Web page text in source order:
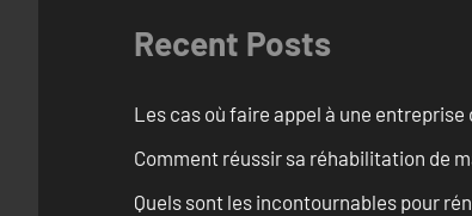
Recent Posts
Les cas où faire appel à une
Comment réussir sa réhabilitation de
Quels sont les incontournables pour